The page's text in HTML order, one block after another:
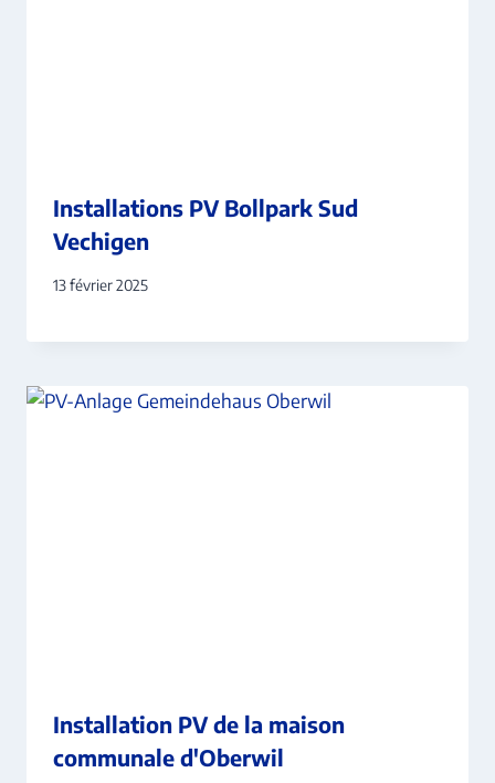
Installations PV Bollpark Sud
Vechigen
13 février 2025
Installation PV de la maison
communale d'Oberwil